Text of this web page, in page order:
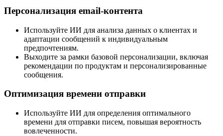
Персонализация email-контента
Используйте ИИ для анализа данных о клиентах и
адаптации сообщений к индивидуальным
предпочтениям.
Выходите за рамки базовой персонализации, включая
рекомендации по продуктам и персонализированные
сообщения.
Оптимизация времени отправки
Используйте ИИ для определения оптимального
времени для отправки писем, повышая вероятность
вовлеченности.